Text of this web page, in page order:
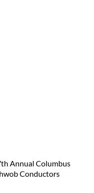
Annual Columbus
Conductors